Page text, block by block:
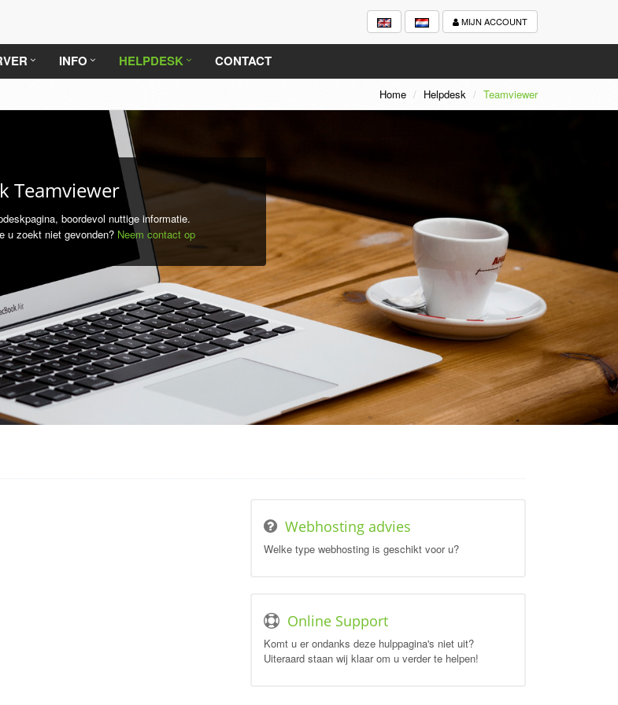
MIJN ACCOUNT
INFO HELPDESK CONTACT
Home Helpdesk Teamviewer
Teamviewer
boordevol nuttige informatie.
u zoekt niet gevonden? Neem contact op
Webhosting advies
Welke type webhosting is geschikt voor u?
Online Support
Komt u er ondanks deze hulppagina's niet uit?
Uiteraard staan wij klaar om u verder te helpen!